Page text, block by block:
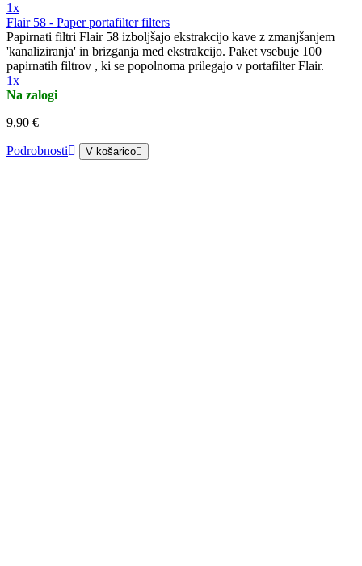
1x
Flair 58 - Paper portafilter filters
Papirnati filtri Flair 58 izboljšajo ekstrakcijo kave z zmanjšanjem
'kanaliziranja' in brizganja med ekstrakcijo. Paket vsebuje 100
papirnatih filtrov , ki se popolnoma prilegajo v portafilter Flair.
1x
Na zalogi
9,90 €
Podrobnosti V košarico